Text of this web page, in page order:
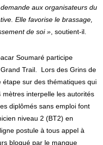
aux organisateurs du
Elle favorise le brassage,
de soi », soutient-il.
Soumaré participe
Trail. Lors des Grins de
sur des thématiques qui
mètres interpelle les autorités
diplômés sans emploi font
niveau 2 (BT2) en
postule à tous appel à
bloqué par le manque